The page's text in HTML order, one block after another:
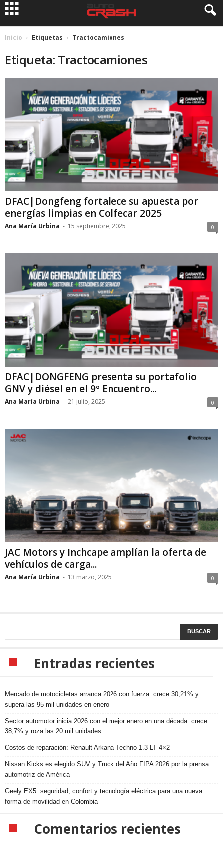
Inicio Etiquetas Tractocamiones
Etiqueta: Tractocamiones
DFAC|Dongfeng fortalece su apuesta por
energías limpias en Colfecar 2025
Ana María Urbina - 15 septiembre, 2025 0
DFAC|DONGFENG presenta su portafolio
GNV y diésel en el 9º Encuentro...
Ana María Urbina - 21 julio, 2025 0
JAC Motors y Inchcape amplían la oferta de
vehículos de carga...
Ana María Urbina - 13 marzo, 2025 0
Entradas recientes
Mercado de motocicletas arranca 2026 con fuerza: crece 30,21% y
supera las 95 mil unidades en enero
Sector automotor inicia 2026 con el mejor enero en una década: crece
38,7% y roza las 20 mil unidades
Costos de reparación: Renault Arkana Techno 1.3 LT 4×2
Nissan Kicks es elegido SUV y Truck del Año FIPA 2026 por la prensa
automotriz de América
Geely EX5: seguridad, confort y tecnología eléctrica para una nueva
forma de movilidad en Colombia
Comentarios recientes